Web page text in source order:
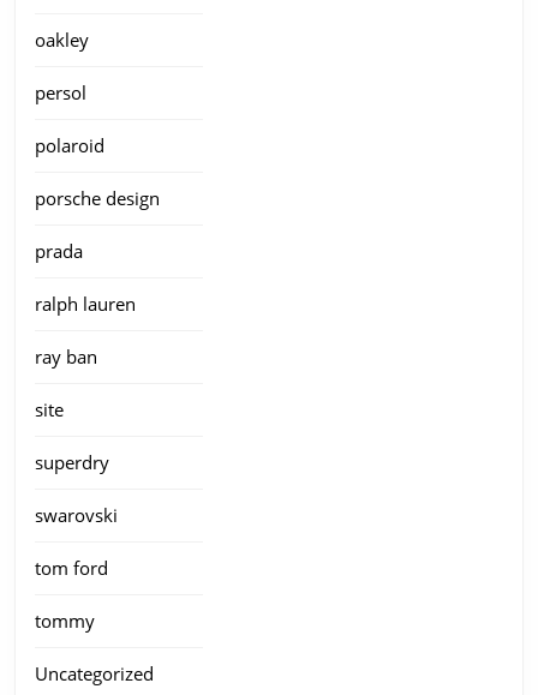
oakley
persol
polaroid
porsche design
prada
ralph lauren
ray ban
site
superdry
swarovski
tom ford
tommy
Uncategorized